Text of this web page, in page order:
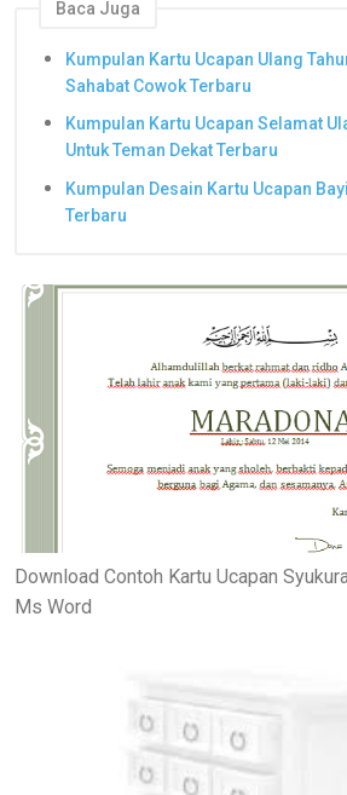
Baca Juga
Kumpulan Kartu Ucapan Ulang
Sahabat Cowok Terbaru
Kumpulan Kartu Ucapan Selamat
Untuk Teman Dekat Terbaru
Kumpulan Desain Kartu Ucapan
Terbaru
Download Contoh Kartu Ucapan
Ms Word